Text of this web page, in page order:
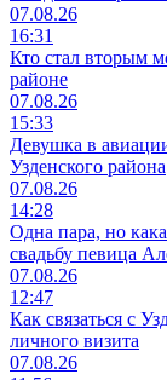
07.08.26
16:31
Кто стал вторым
районе
07.08.26
15:33
Девушка в
Узденского района
07.08.26
14:28
Одна пара, но
свадьбу певица
07.08.26
12:47
Как связаться с
личного визита
07.08.26